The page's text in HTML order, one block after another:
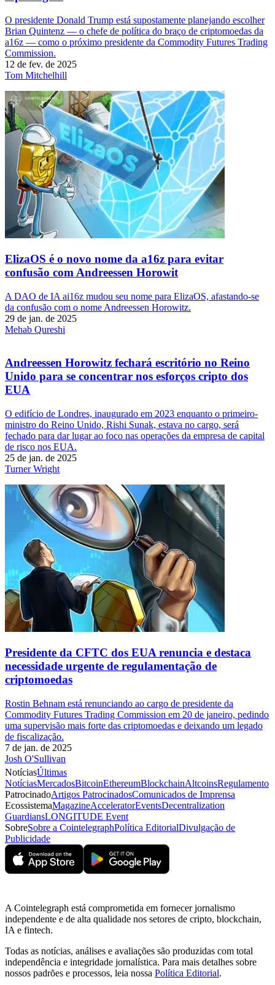
O presidente Donald Trump está supostamente planejando escolher
Brian Quintenz — o chefe de política do braço de criptomoedas da
a16z — como o próximo presidente da Commodity Futures Trading
Commission.
12 de fev. de 2025
Tom Mitchelhill
ElizaOS é o novo nome da a16z para evitar
confusão com Andreessen Horowit
A DAO de IA ai16z mudou seu nome para ElizaOS, afastando-se
da confusão com o nome Andreessen Horowitz.
29 de jan. de 2025
Mehab Qureshi
Andreessen Horowitz fechará escritório no Reino
Unido para se concentrar nos esforços cripto dos
EUA
O edifício de Londres, inaugurado em 2023 enquanto o primeiro-
ministro do Reino Unido, Rishi Sunak, estava no cargo, será
fechado para dar lugar ao foco nas operações da empresa de capital
de risco nos EUA.
25 de jan. de 2025
Turner Wright
Presidente da CFTC dos EUA renuncia e destaca
necessidade urgente de regulamentação de
criptomoedas
Rostin Behnam está renunciando ao cargo de presidente da
Commodity Futures Trading Commission em 20 de janeiro, pedindo
uma supervisão mais forte das criptomoedas e deixando um legado
de fiscalização.
7 de jan. de 2025
Josh O'Sullivan
NotíciasÚltimas
NotíciasMercadosBitcoinEthereumBlockchainAltcoinsRegulamento
PatrocinadoArtigos PatrocinadosComunicados de Imprensa
EcossistemaMagazineAcceleratorEventsDecentralization
GuardiansLONGITUDE Event
SobreSobre a CointelegraphPolítica EditorialDivulgação de
Publicidade
A Cointelegraph está comprometida em fornecer jornalismo
independente e de alta qualidade nos setores de cripto, blockchain,
IA e fintech.
Todas as notícias, análises e avaliações são produzidas com total
independência e integridade jornalística. Para mais detalhes sobre
nossos padrões e processos, leia nossa Política Editorial.